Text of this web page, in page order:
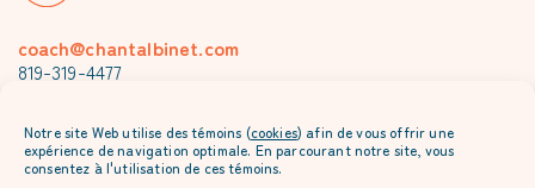
Notre site Web utilise des témoins (cookies) afin de vous offrir une
expérience de navigation optimale. En parcourant notre site, vous
consentez à l'utilisation de ces témoins.
coach@chantalbinet.com
819-319-4477
Je m’abonne à l’envoi mensuel de Chantal